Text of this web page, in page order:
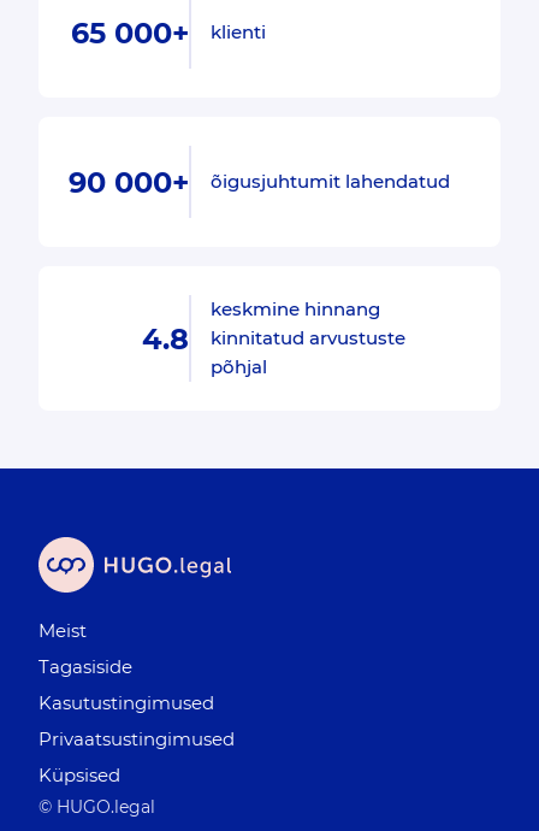
65 000+ klienti
90 000+ õigusjuhtumit lahendatud
4.8
keskmine hinnang
kinnitatud arvustuste
põhjal
Meist
Tagasiside
Kasutustingimused
Privaatsustingimused
Küpsised
© HUGO.legal